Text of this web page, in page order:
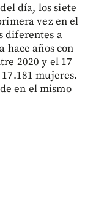
día, los siete
vez en el
diferentes a
hace años con
2020 y el 17
mujeres.
en el mismo